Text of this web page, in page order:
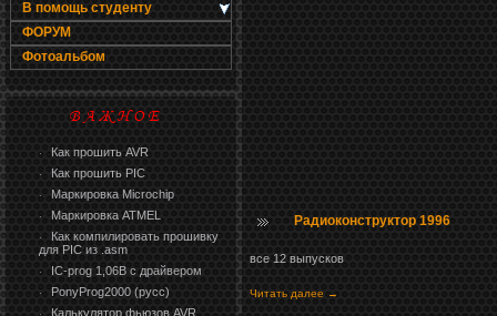
В помощь студенту
ФОРУМ
Фотоальбом
· Как прошить AVR
· Как прошить PIC
· Маркировка Microchip
· Маркировка ATMEL
·
Как компилировать прошивку
для PIC из .asm
· IC-prog 1,06В с драйвером
· PonyProg2000 (русс)
· Калькулятор фьюзов AVR
Радиоконструктор 1996
все 12 выпусков
Читать далее →